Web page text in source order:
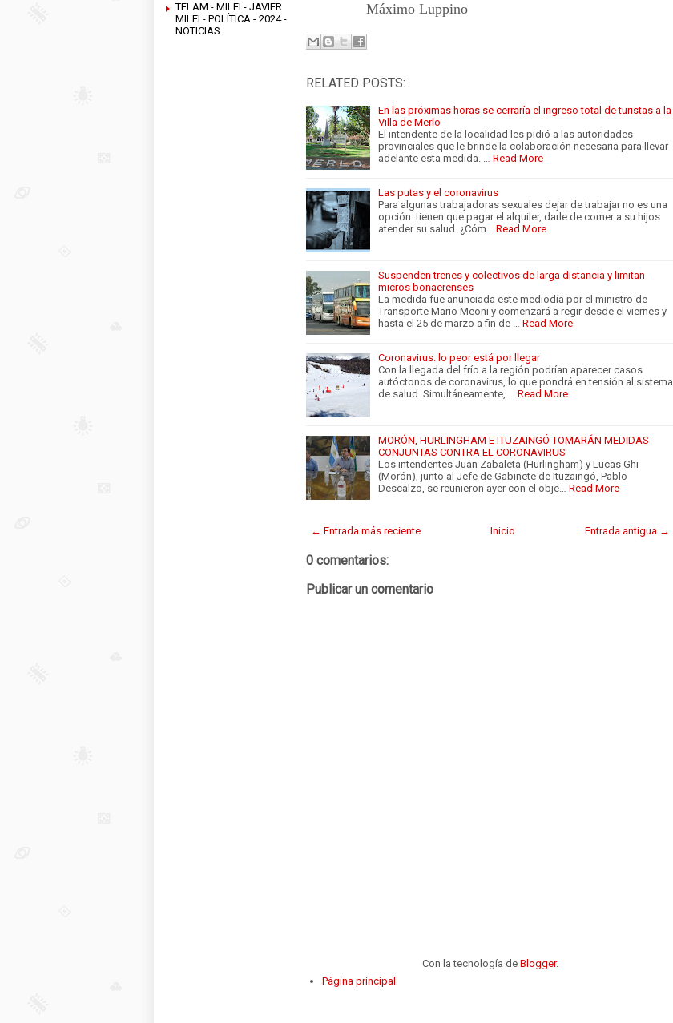
TELAM - MILEI - JAVIER
MILEI - POLÍTICA - 2024 -
NOTICIAS
Máximo Luppino
RELATED POSTS:
En las próximas horas se cerraría el ingreso total de turistas a la
Villa de Merlo
El intendente de la localidad les pidió a las autoridades
provinciales que le brinde la colaboración necesaria para llevar
adelante esta medida. …
Read More
Las putas y el coronavirus
Para algunas trabajadoras sexuales dejar de trabajar no es una
opción: tienen que pagar el alquiler, darle de comer a su hijos
atender su salud. ¿Cóm…
Read More
Suspenden trenes y colectivos de larga distancia y limitan
micros bonaerenses
La medida fue anunciada este mediodía por el ministro de
Transporte Mario Meoni y comenzará a regir desde el viernes y
hasta el 25 de marzo a fin de …
Read More
Coronavirus: lo peor está por llegar
Con la llegada del frío a la región podrían aparecer casos
autóctonos de coronavirus, lo que pondrá en tensión al sistema
de salud. Simultáneamente, …
Read More
MORÓN, HURLINGHAM E ITUZAINGÓ TOMARÁN MEDIDAS
CONJUNTAS CONTRA EL CORONAVIRUS
Los intendentes Juan Zabaleta (Hurlingham) y Lucas Ghi
(Morón), junto al Jefe de Gabinete de Ituzaingó, Pablo
Descalzo, se reunieron ayer con el obje…
Read More
← Entrada más reciente Entrada antigua →
Inicio
0 comentarios:
Publicar un comentario
Con la tecnología de Blogger.
Página principal